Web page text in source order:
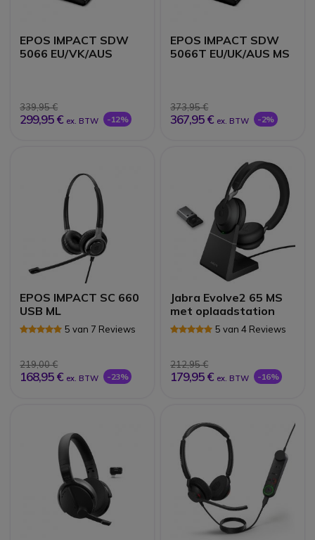
EPOS IMPACT SDW
5066 EU/VK/AUS
339,95 €
299,95 € ex. BTW -12%
EPOS IMPACT SDW
5066T EU/UK/AUS MS
373,95 €
367,95 € ex. BTW -2%
EPOS IMPACT SC 660
USB ML
5 van 7 Reviews
219,00 €
168,95 € ex. BTW -23%
Jabra Evolve2 65 MS
met oplaadstation
5 van 4 Reviews
212,95 €
179,95 € ex. BTW -16%